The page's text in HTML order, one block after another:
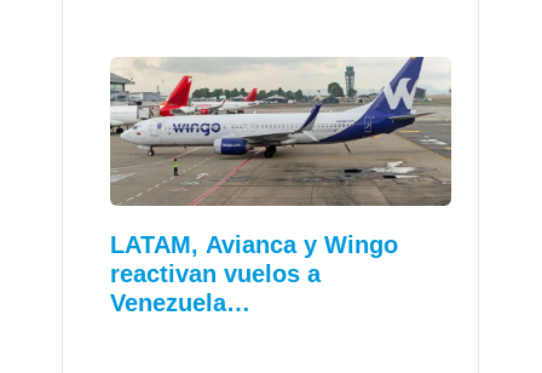
LATAM, Avianca y Wingo
reactivan vuelos a
Venezuela…